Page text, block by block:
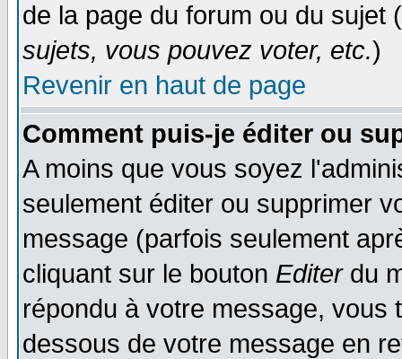
de la page du forum ou du sujet
sujets, vous pouvez voter, etc.)
Revenir en haut de page
Comment puis-je éditer ou
A moins que vous soyez
seulement éditer ou supprimer
message (parfois seulement
cliquant sur le bouton Editerdu
répondu à votre message, vous
dessous de votre message en